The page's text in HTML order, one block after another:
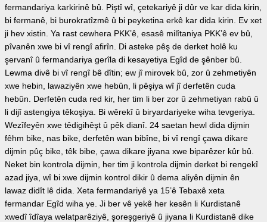
fermandariya karkirinê bû. Piştî wî, çetekariyê ji dûr ve kar dida kirin,
bi fermanê, bi burokratîzmê û bi peyketina erkê kar dida kirin. Ev xet
ji hev xistin. Ya rast cewhera PKK’ê, esasê milîtaniya PKK’ê ev bû,
pîvanên xwe bi vî rengî afirîn. Di asteke pêş de derket holê ku
şervanî û fermandariya gerîla di kesayetiya Egîd de şênber bû.
Lewma divê bi vî rengî bê dîtin; ew jî mirovek bû, zor û zehmetiyên
xwe hebin, lawaziyên xwe hebûn, li pêşiya wî jî derfetên cuda
hebûn. Derfetên cuda red kir, her tim li ber zor û zehmetiyan rabû û
li dijî astengiya têkoşiya. Bi wêrekî û biryardariyeke wiha tevgeriya.
Wezîfeyên xwe têdigihêşt û pêk dianî. 24 saetan hewl dida dijmin
fêhm bike, nas bike, derfetên wan bibîne, bi vî rengî çawa dikare
dijmin pûç bike, têk bibe, çawa dikare jiyana xwe biparêzer kûr bû.
Neket bin kontrola dijmin, her tim ji kontrola dijmin derket bi rengekî
azad jiya, wî bi xwe dijmin kontrol dikir û dema aliyên dijmin ên
lawaz didît lê dida. Xeta fermandariyê ya 15’ê Tebaxê xeta
fermandar Egîd wiha ye. Ji ber vê yekê her kesên li Kurdistanê
xwedî îdîaya welatparêziyê, şoreşgeriyê û jiyana li Kurdistanê dike